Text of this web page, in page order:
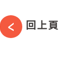
回上頁